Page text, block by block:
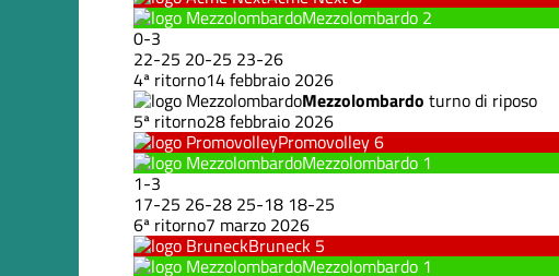
Mezzolombardo 2
0-3
22-25 20-25 23-26
4ª ritorno14 febbraio 2026
Mezzolombardo turno di riposo
5ª ritorno28 febbraio 2026
Promovolley6
Mezzolombardo 1
1-3
17-25 26-28 25-18 18-25
6ª ritorno7 marzo 2026
Bruneck 5
Mezzolombardo 1